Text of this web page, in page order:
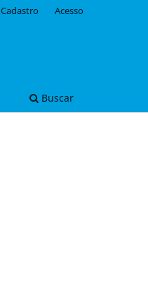
Buscar
Cadastro Acesso